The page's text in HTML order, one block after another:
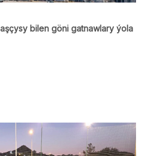
bilen göni gatnawlary ýola